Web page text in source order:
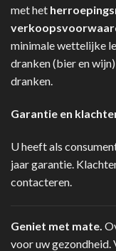
met het
minimale wettelijke
dranken (bier en
dranken.
Garantie en
U heeft als
jaar garantie.
contacteren.
Geniet met mate.
voor uw gezondheid.